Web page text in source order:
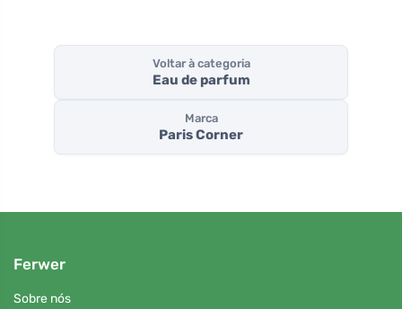
Voltar à categoria
Eau de parfum
Marca
Paris Corner
Ferwer
Sobre nós